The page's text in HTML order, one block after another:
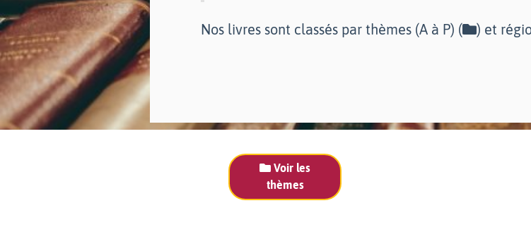
Nos livres sont classés par thèmes (A à P) ( ) et
Voir les
thèmes